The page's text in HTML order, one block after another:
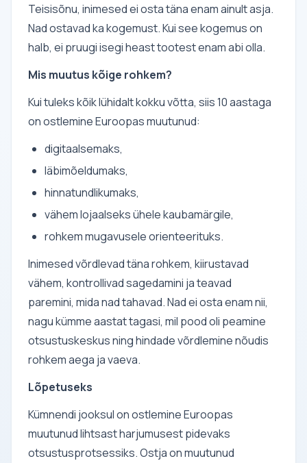
Teisisõnu, inimesed ei osta täna enam ainult asja.
Nad ostavad ka kogemust. Kui see kogemus on
halb, ei pruugi isegi heast tootest enam abi olla.
Mis muutus kõige rohkem?
Kui tuleks kõik lühidalt kokku võtta, siis 10 aastaga
on ostlemine Euroopas muutunud:
digitaalsemaks,
läbimõeldumaks,
hinnatundlikumaks,
vähem lojaalseks ühele kaubamärgile,
rohkem mugavusele orienteerituks.
Inimesed võrdlevad täna rohkem, kiirustavad
vähem, kontrollivad sagedamini ja teavad
paremini, mida nad tahavad. Nad ei osta enam nii,
nagu kümme aastat tagasi, mil pood oli peamine
otsustuskeskus ning hindade võrdlemine nõudis
rohkem aega ja vaeva.
Lõpetuseks
Kümnendi jooksul on ostlemine Euroopas
muutunud lihtsast harjumusest pidevaks
otsustusprotsessiks. Ostja on muutunud